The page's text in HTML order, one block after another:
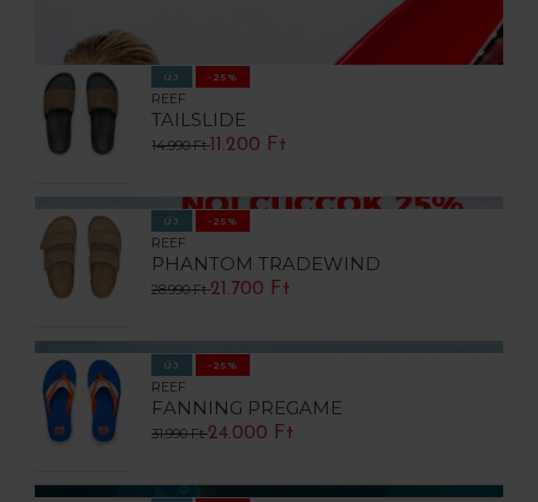
ÚJ -25%
REEF
TAILSLIDE
14.990 Ft 11.200 Ft
ÚJ -25%
REEF
PHANTOM TRADEWIND
28.990 Ft21.700 Ft
ÚJ -25%
REEF
FANNING PREGAME
31.990 Ft24.000 Ft